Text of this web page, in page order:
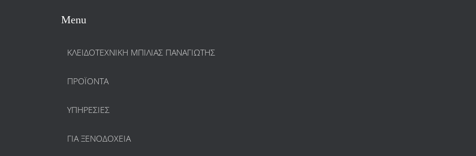
Menu
ΚΛΕΙΔΟΤΕΧΝΙΚΗ ΜΠΙΛΙΑΣ ΠΑΝΑΓΙΩΤΗΣ
ΠΡΟΪΌΝΤΑ
ΥΠΗΡΕΣΊΕΣ
ΓΙΑ ΞΕΝΟΔΟΧΕΊΑ